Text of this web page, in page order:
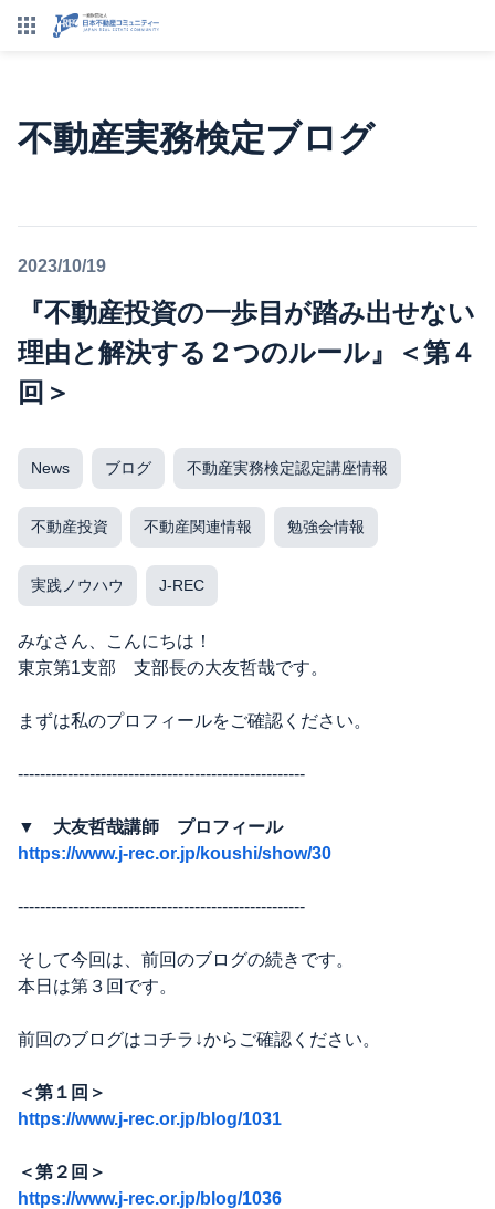
不動産実務検定ブログ
2023/10/19
『不動産投資の一歩目が踏み出せない
理由と解決する２つのルール』＜第４
回＞
News ブログ 不動産実務検定認定講座情報
不動産投資 不動産関連情報 勉強会情報
実践ノウハウ J-REC
みなさん、こんにちは！
東京第1支部 支部長の大友哲哉です。
まずは私のプロフィールをご確認ください。
----------------------------------------------------
▼ 大友哲哉講師 プロフィール
https://www.j-rec.or.jp/koushi/show/30
----------------------------------------------------
そして今回は、前回のブログの続きです。
本日は第３回です。
前回のブログはコチラ↓からご確認ください。
＜第１回＞
https://www.j-rec.or.jp/blog/1031
＜第２回＞
https://www.j-rec.or.jp/blog/1036